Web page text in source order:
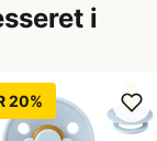
i
20%